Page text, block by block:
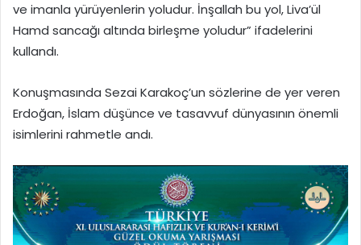
ve imanla yürüyenlerin yoludur. İnşallah bu yol, Liva’ül
Hamd sancağı altında birleşme yoludur” ifadelerini
kullandı.
Konuşmasında Sezai Karakoç’un sözlerine de yer veren
Erdoğan, İslam düşünce ve tasavvuf dünyasının önemli
isimlerini rahmetle andı.